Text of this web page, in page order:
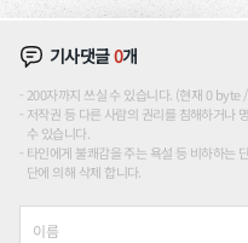
기사댓글0개
200자까지 쓰실 수 있습니다. (현재 0 byte
저작권 등 다른 사람의 권리를 침해하거나
수 있습니다.
타인에게 불쾌감을 주는 욕설 등 비하하는
단에 의해 삭제 합니다.